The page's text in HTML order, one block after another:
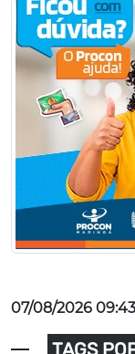
07/08/2026 09:43
TAGS